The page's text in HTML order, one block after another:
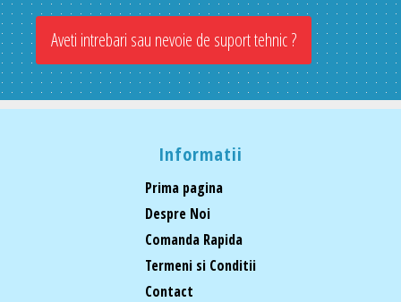
Aveti intrebari sau nevoie de suport tehnic ?
Informatii
Prima pagina
Despre Noi
Comanda Rapida
Termeni si Conditii
Contact